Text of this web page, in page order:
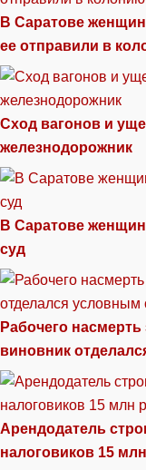
В Саратове
ее отправили в
Сход вагонов и
железнодорожник
В Саратове
суд
Рабочего
виновник
Арендодатель
налоговиков 15